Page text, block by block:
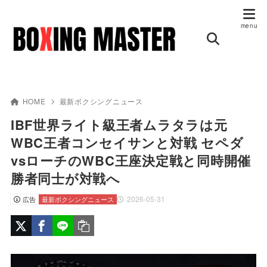
HOME 最新ボクシングニュース
IBF世界ライト級王者ムラタラは元
WBC王者コンセイサンと対戦 セペダ
vsローチのWBC王座決定戦と同時開催
勝者同士が対戦へ
広告 2026-05-31
最新ボクシングニュース